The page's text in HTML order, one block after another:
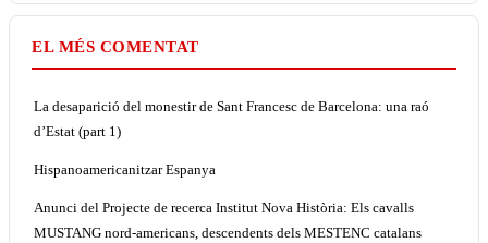
EL MÉS COMENTAT
La desaparició del monestir de Sant Francesc de Barcelona: una raó
d’Estat (part 1)
Hispanoamericanitzar Espanya
Anunci del Projecte de recerca Institut Nova Història: Els cavalls
MUSTANG nord-americans, descendents dels MESTENC catalans